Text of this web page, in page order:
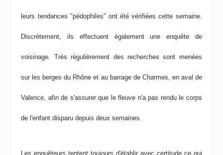
leurs tendances "pédophiles" ont été vérifiées cette semaine.
Discrètement, ils effectuent également une enquête de
voisinage. Très régulièrement des recherches sont menées
sur les berges du Rhône et au barrage de Charmes, en aval de
Valence, afin de s'assurer que le fleuve n'a pas rendu le corps
de l'enfant disparu depuis deux semaines.
Les enquêteurs tentent toujours d'établir avec certitude ce qui